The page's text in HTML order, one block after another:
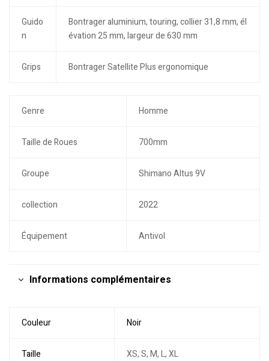
Guido
n
Bontrager aluminium, touring, collier 31,8 mm, él
évation 25 mm, largeur de 630 mm
Grips Bontrager Satellite Plus ergonomique
Genre Homme
Taille de Roues 700mm
Groupe Shimano Altus 9V
collection 2022
Équipement Antivol
Informations complémentaires
Couleur Noir
Taille XS, S, M, L, XL